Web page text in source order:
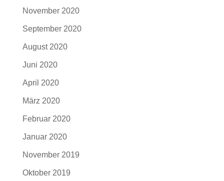
November 2020
September 2020
August 2020
Juni 2020
April 2020
März 2020
Februar 2020
Januar 2020
November 2019
Oktober 2019